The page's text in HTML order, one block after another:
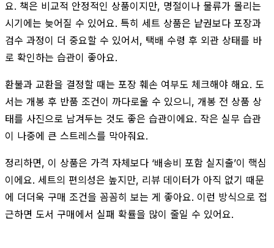
요. 책은 비교적 안정적인 상품이지만, 명절이나 물류가 몰리는
시기에는 늦어질 수 있어요. 특히 세트 상품은 낱권보다 포장과
검수 과정이 더 중요할 수 있어서, 택배 수령 후 외관 상태를 바
로 확인하는 습관이 좋아요.
환불과 교환을 결정할 때는 포장 훼손 여부도 체크해야 해요. 도
서는 개봉 후 반품 조건이 까다로울 수 있으니, 개봉 전 상품 상
태를 사진으로 남겨두는 것도 좋은 습관이에요. 작은 실무 습관
이 나중에 큰 스트레스를 막아줘요.
정리하면, 이 상품은 가격 자체보다 ‘배송비 포함 실지출’이 핵심
이에요. 세트의 편의성은 높지만, 리뷰 데이터가 아직 없기 때문
에 더더욱 구매 조건을 꼼꼼히 보는 게 좋아요. 이런 방식으로 접
근하면 도서 구매에서 실패 확률을 많이 줄일 수 있어요.